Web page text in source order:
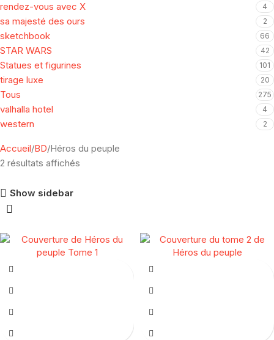
rendez-vous avec X 4
sa majesté des ours 2
sketchbook 66
STAR WARS 42
Statues et figurines 101
tirage luxe 20
Tous 275
valhalla hotel 4
western 2
Accueil BD Héros du peuple
2 résultats affichés
Show sidebar